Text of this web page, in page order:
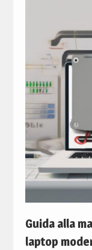
Guida alla
laptop